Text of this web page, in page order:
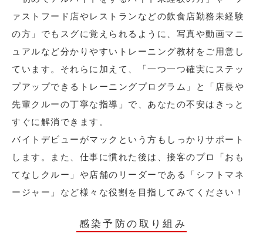
ァストフード店やレストランなどの飲食店勤務未経験
の方」でもスグに覚えられるように、写真や動画マニ
ュアルなど分かりやすいトレーニング教材をご用意し
ています。それらに加えて、「一つ一つ確実にステッ
プアップできるトレーニングプログラム」と「店長や
先輩クルーの丁寧な指導」で、あなたの不安はきっと
すぐに解消できます。
バイトデビューがマックという方もしっかりサポート
します。また、仕事に慣れた後は、接客のプロ「おも
てなしクルー」や店舗のリーダーである「シフトマネ
ージャー」など様々な役割を目指してみてください！
感染予防の取り組み